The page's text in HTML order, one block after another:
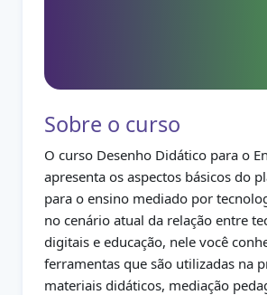
Sobre o curso
O curso Desenho Didático para o
apresenta os aspectos básicos do
para o ensino mediado por
no cenário atual da relação entre
digitais e educação, nele você
ferramentas que são utilizadas na
materiais didáticos, mediação